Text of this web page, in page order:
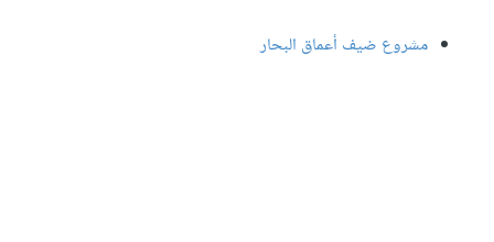
مشروع ضيف أعماق البحار